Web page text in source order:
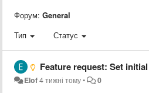
Форум: General
Тип
Статус
Feature request: Set initial
Elof4 тижні тому• 0